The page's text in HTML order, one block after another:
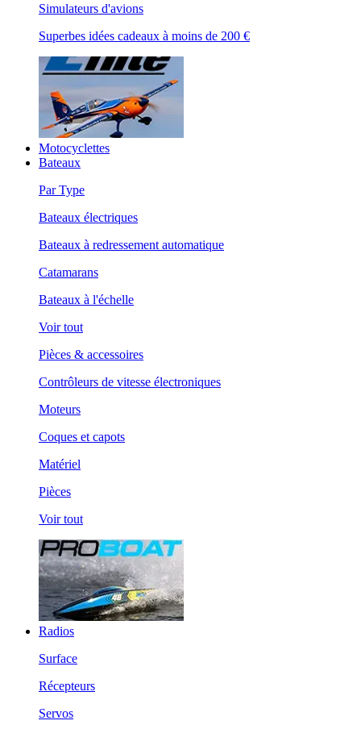
Simulateurs d'avions
Superbes idées cadeaux à moins de 200 €
Motocyclettes
Bateaux
Par Type
Bateaux électriques
Bateaux à redressement automatique
Catamarans
Bateaux à l'échelle
Voir tout
Pièces & accessoires
Contrôleurs de vitesse électroniques
Moteurs
Coques et capots
Matériel
Pièces
Voir tout
Radios
Surface
Récepteurs
Servos